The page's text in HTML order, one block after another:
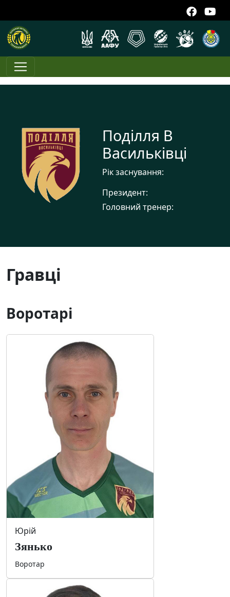
Поділля В
Васильківці
Рік заснування:
Президент:
Головний тренер:
Гравці
Воротарі
Юрій
Зянько
Воротар